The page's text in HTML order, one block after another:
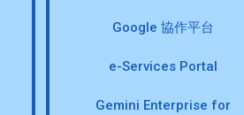
Google 協作平台
e-Services Portal
Gemini Enterprise for